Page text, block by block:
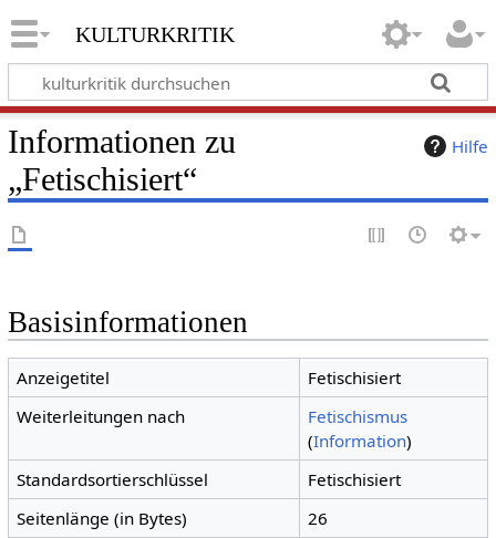
kulturkritik
Hilfe
Informationen zu
„Fetischisiert“
Basisinformationen
Anzeigetitel
Fetischisiert
Weiterleitungen nach
Fetischismus
(Information)
Standardsortierschlüssel
Fetischisiert
Seitenlänge (in Bytes)
26